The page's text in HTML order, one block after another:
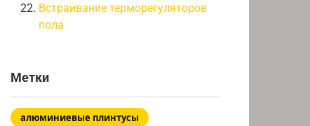
Встраивание терморегуляторов
пола
Метки
алюминиевые плинтусы